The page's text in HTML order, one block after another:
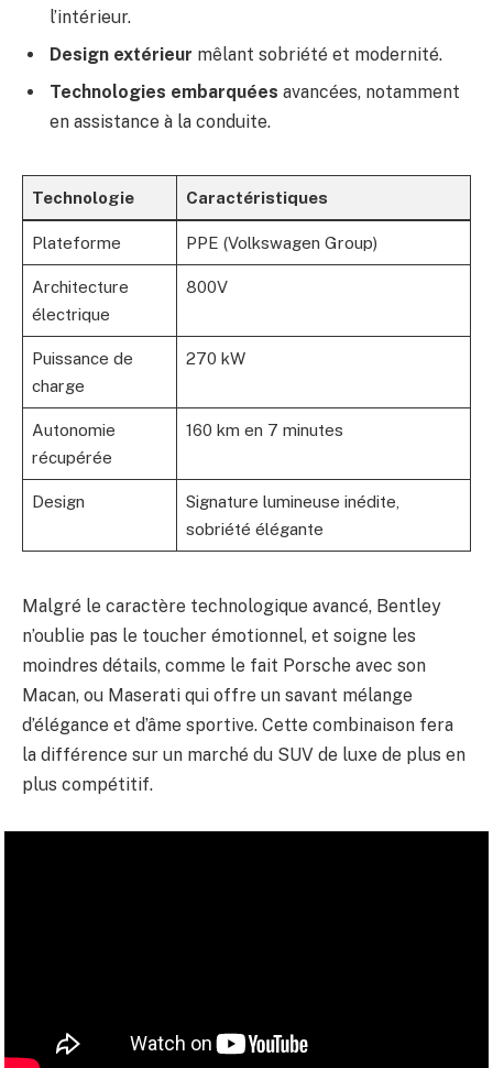
l’intérieur.
Design extérieur mêlant sobriété et modernité.
Technologies embarquées avancées, notamment
en assistance à la conduite.
Technologie Caractéristiques
Plateforme PPE (Volkswagen Group)
Architecture
électrique
800V
Puissance de
charge
270 kW
Autonomie
récupérée
160 km en 7 minutes
Design
Signature lumineuse inédite,
sobriété élégante
Malgré le caractère technologique avancé, Bentley
n’oublie pas le toucher émotionnel, et soigne les
moindres détails, comme le fait Porsche avec son
Macan, ou Maserati qui offre un savant mélange
d’élégance et d’âme sportive. Cette combinaison fera
la différence sur un marché du SUV de luxe de plus en
plus compétitif.